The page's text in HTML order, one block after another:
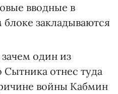
вводные в
закладываются
один из
Сытника отнес туда
войны Кабмин